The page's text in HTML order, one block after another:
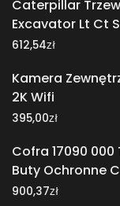
Caterpillar
Excavator Lt Ct
612,54zł
Kamera
2K Wifi
395,00zł
Cofra 17090
Buty Ochronne
900,37zł